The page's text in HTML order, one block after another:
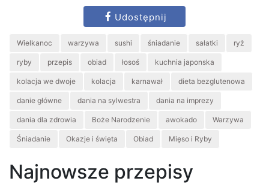
Udostępnij
Wielkanoc warzywa sushi śniadanie sałatki ryż
ryby przepis obiad łosoś kuchnia japonska
kolacja we dwoje kolacja karnawał dieta bezglutenowa
danie główne dania na sylwestra dania na imprezy
dania dla zdrowia Boże Narodzenie awokado Warzywa
Śniadanie Okazje i święta Obiad Mięso i Ryby
Najnowsze przepisy